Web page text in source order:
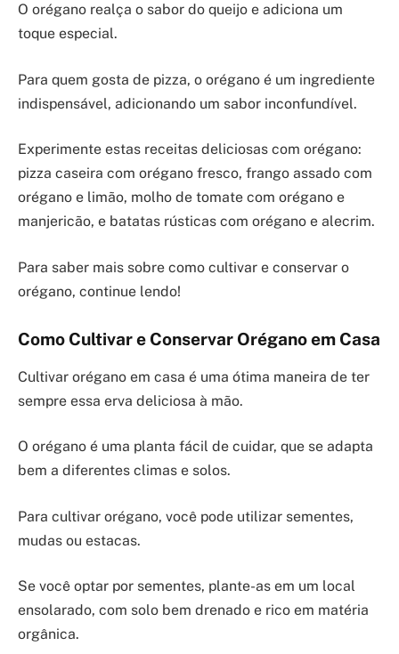
O orégano realça o sabor do queijo e adiciona um
toque especial.
Para quem gosta de pizza, o orégano é um ingrediente
indispensável, adicionando um sabor inconfundível.
Experimente estas receitas deliciosas com orégano:
pizza caseira com orégano fresco, frango assado com
orégano e limão, molho de tomate com orégano e
manjericão, e batatas rústicas com orégano e alecrim.
Para saber mais sobre como cultivar e conservar o
orégano, continue lendo!
Como Cultivar e Conservar Orégano em Casa
Cultivar orégano em casa é uma ótima maneira de ter
sempre essa erva deliciosa à mão.
O orégano é uma planta fácil de cuidar, que se adapta
bem a diferentes climas e solos.
Para cultivar orégano, você pode utilizar sementes,
mudas ou estacas.
Se você optar por sementes, plante-as em um local
ensolarado, com solo bem drenado e rico em matéria
orgânica.